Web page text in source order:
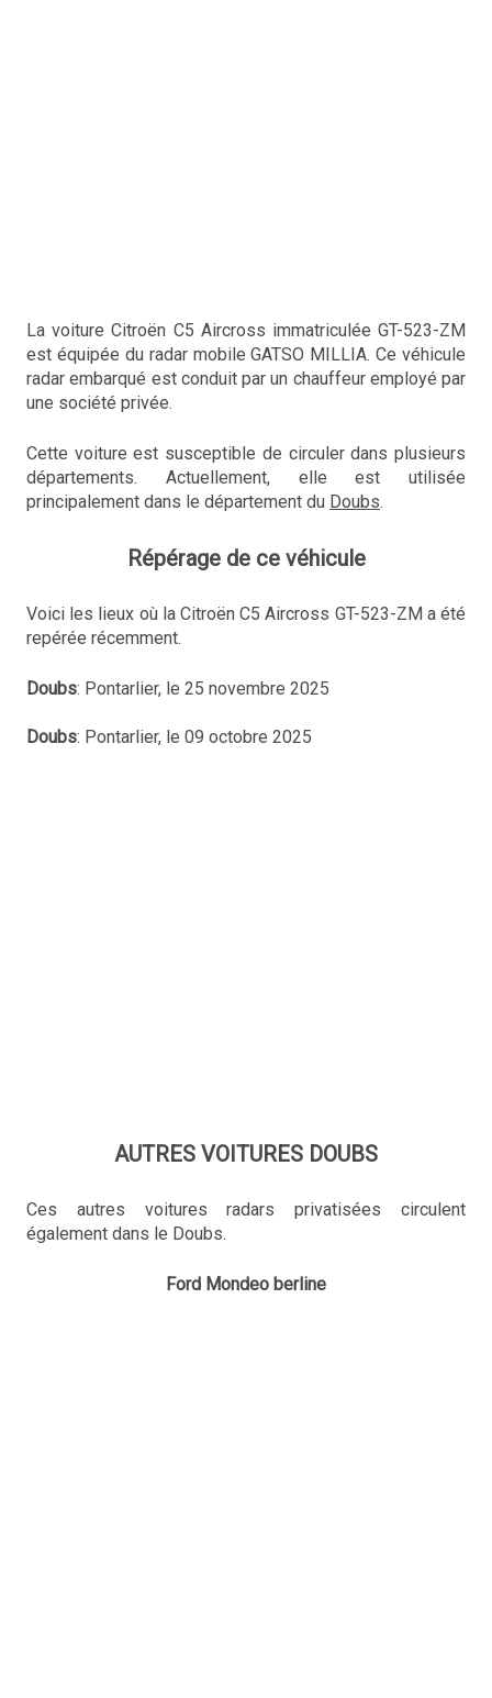
La voiture Citroën C5 Aircross immatriculée GT-523-ZM
est équipée du radar mobile GATSO MILLIA. Ce véhicule
radar embarqué est conduit par un chauffeur employé par
une société privée.
Cette voiture est susceptible de circuler dans plusieurs
départements. Actuellement, elle est utilisée
principalement dans le département du Doubs.
Répérage de ce véhicule
Voici les lieux où la Citroën C5 Aircross GT-523-ZM a été
repérée récemment.
Doubs: Pontarlier, le 25 novembre 2025
Doubs: Pontarlier, le 09 octobre 2025
AUTRES VOITURES DOUBS
Ces autres voitures radars privatisées circulent
également dans le Doubs.
Ford Mondeo berline